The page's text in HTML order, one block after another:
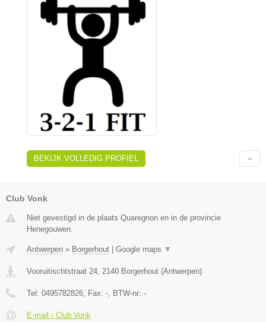
BEKIJK VOLLEDIG PROFIEL
Club Vonk
Niet gevestigd in de plaats Quaregnon en in de provincie
Henegouwen.
Antwerpen » Borgerhout | Google maps ▼
Vooruitischtstraat 24 2140 Borgerhout (Antwerpen)
Tel: 0495782826 , Fax: - , BTW-nr: -
E-mail › Club Vonk